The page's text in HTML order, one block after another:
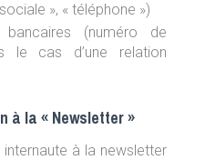
», « téléphone »)
(numéro de
le cas d’une relation
à la « Newsletter »
internaute à la newsletter